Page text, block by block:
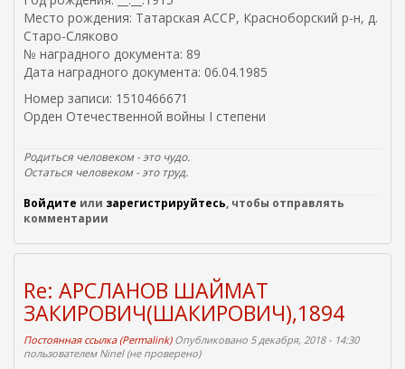
Место рождения: Татарская АССР, Красноборский р-н, д.
Старо-Сляково
№ наградного документа: 89
Дата наградного документа: 06.04.1985
Номер записи: 1510466671
Орден Отечественной войны I степени
Родиться человеком - это чудо.
Остаться человеком - это труд.
Войдите или зарегистрируйтесь, чтобы отправлять
комментарии
Re: АРСЛАНОВ ШАЙМАТ
ЗАКИРОВИЧ(ШАКИРОВИЧ),1894
Постоянная ссылка (Permalink)Опубликовано 5 декабря, 2018 - 14:30
пользователем Ninel (не проверено)